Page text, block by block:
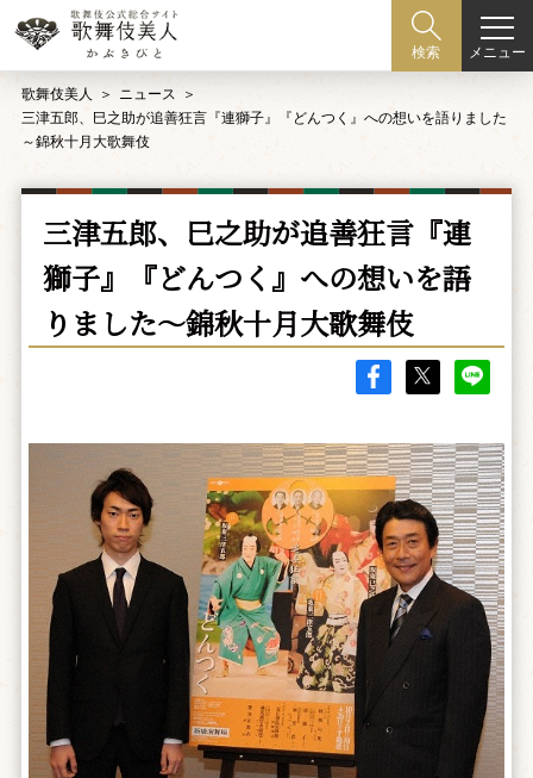
検索 メニュー
歌舞伎美人
ニュース
三津五郎、巳之助が追善狂言『連獅子』『どんつく』への想いを語りました
～錦秋十月大歌舞伎
三津五郎、巳之助が追善狂言『連
獅子』『どんつく』への想いを語
りました～錦秋十月大歌舞伎